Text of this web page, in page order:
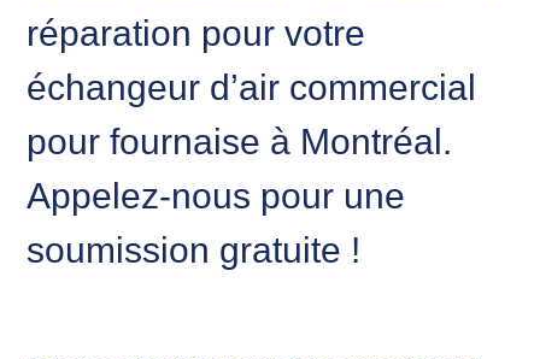
réparation pour votre
échangeur d’air commercial
pour fournaise à Montréal.
Appelez-nous pour une
soumission gratuite !